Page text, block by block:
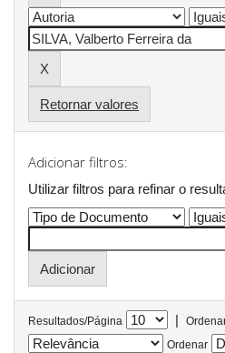
Retornar valores
Adicionar filtros:
Utilizar filtros para refinar o
Resultados/Página |
Ordenar